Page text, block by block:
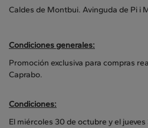
Caldes de Montbui. Avinguda de Pi i
Condiciones generales:
Promoción exclusiva para compras
Caprabo.
Condiciones:
El miércoles 30 de octubre y el